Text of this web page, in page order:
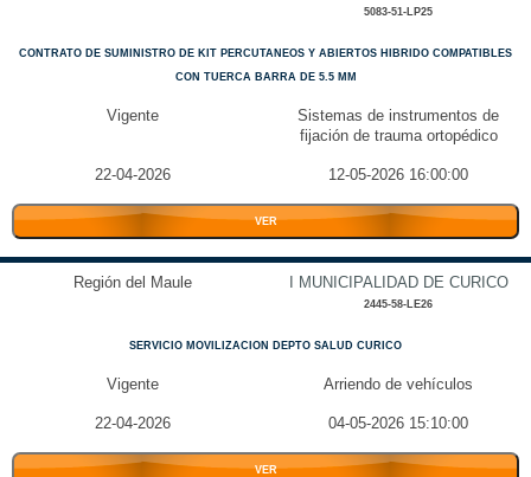
5083-51-LP25
CONTRATO DE SUMINISTRO DE KIT PERCUTANEOS Y ABIERTOS HIBRIDO COMPATIBLES
CON TUERCA BARRA DE 5.5 MM
Vigente
Sistemas de instrumentos de
fijación de trauma ortopédico
22-04-2026 12-05-2026 16:00:00
VER
Región del Maule I MUNICIPALIDAD DE CURICO
2445-58-LE26
SERVICIO MOVILIZACION DEPTO SALUD CURICO
Vigente Arriendo de vehículos
22-04-2026 04-05-2026 15:10:00
VER